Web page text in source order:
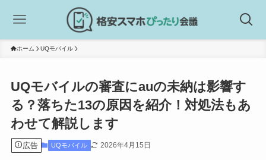
ホーム UQモバイル
UQモバイルの審査にauの未納は影響す
る？落ちた13の原因を紹介！対処法もあ
わせて解説します
広告 UQモバイル 2026年4月15日